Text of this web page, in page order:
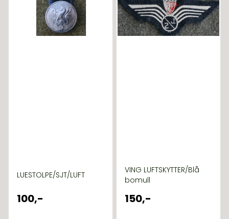
LUESTOLPE/SJT/LUFT
100,-
VING LUFTSKYTTER/Blå
bomull
150,-